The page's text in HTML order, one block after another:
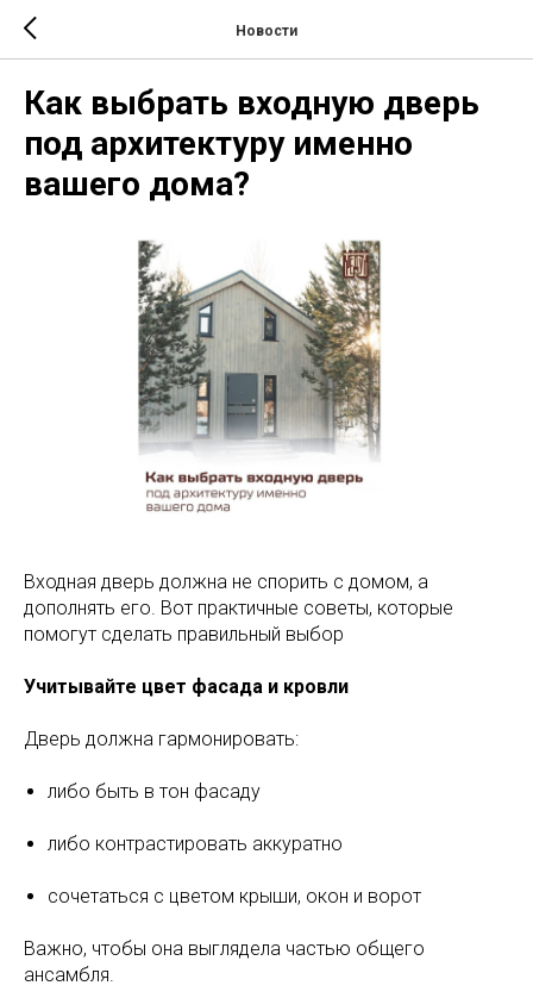
Новости
Как выбрать входную дверь
под архитектуру именно
вашего дома?
Входная дверь должна не спорить с домом, а
дополнять его. Вот практичные советы, которые
помогут сделать правильный выбор
Учитывайте цвет фасада и кровли
Дверь должна гармонировать:
либо быть в тон фасаду
либо контрастировать аккуратно
сочетаться с цветом крыши, окон и ворот
Важно, чтобы она выглядела частью общего
ансамбля.